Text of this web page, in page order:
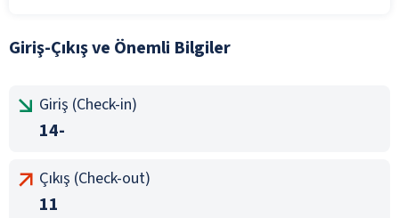
Giriş-Çıkış ve Önemli Bilgiler
Giriş (Check-in)
14-
Çıkış (Check-out)
11